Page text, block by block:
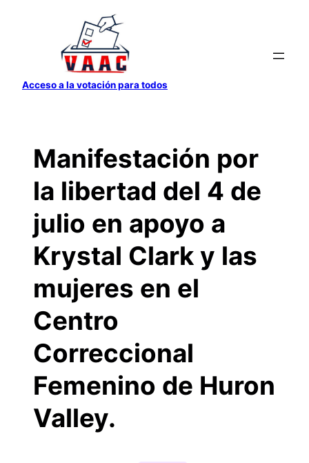
contenido
Acceso a la votación para todos
Manifestación por
la libertad del 4 de
julio en apoyo a
Krystal Clark y las
mujeres en el
Centro
Correccional
Femenino de Huron
Valley.